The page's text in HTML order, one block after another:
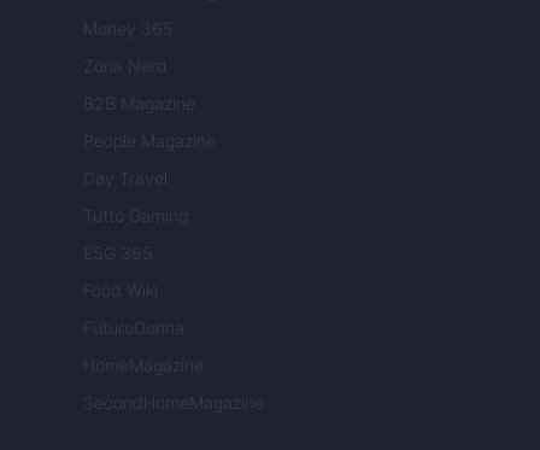
Money 365
Zona Nerd
B2B Magazine
People Magazine
Day Travel
Tutto Gaming
ESG 365
Food Wiki
FuturoDonna
HomeMagazine
SecondHomeMagazine